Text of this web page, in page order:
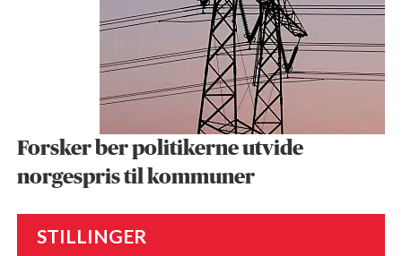
Forsker ber politikerne utvide
norgespris til kommuner
STILLINGER